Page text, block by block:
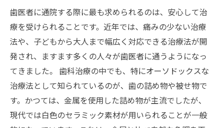
歯医者に通院する際に最も求められるのは、安心して治
療を受けられることです。近年では、痛みの少ない治療
法や、子どもから大人まで幅広く対応できる治療法が開
発され、ますます多くの人々が歯医者に通うようになっ
てきました。 歯科治療の中でも、特にオーソドックスな
治療法として知られているのが、歯の詰め物や被せ物で
す。かつては、金属を使用した詰め物が主流でしたが、
現代では白色のセラミック素材が用いられることが一般